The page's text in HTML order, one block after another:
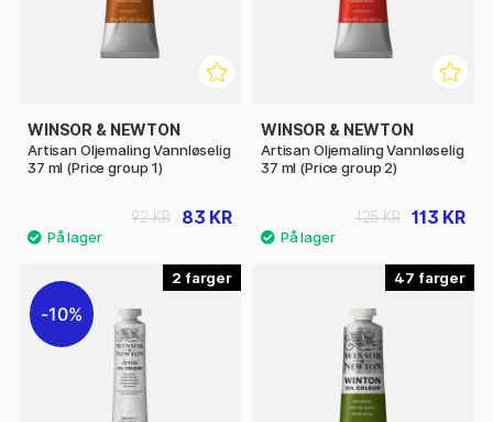
WINSOR & NEWTON
Artisan Oljemaling Vannløselig
37 ml (Price group 1)
83 KR
92 KR
WINSOR & NEWTON
Artisan Oljemaling Vannløselig
37 ml (Price group 2)
113 KR
125 KR
2
10%
47